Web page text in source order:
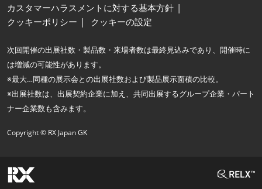
カスタマーハラスメントに対する基本方針
クッキーポリシー
クッキーの設定
次回開催の出展社数・製品数・来場者数は最終見込みであり、開催時に
は増減の可能性があります。
※最大…同種の展示会との出展社数および製品展示面積の比較。
※出展社数は、出展契約企業に加え、共同出展するグループ企業・パート
ナー企業数も含みます。
Copyright © RX Japan GK